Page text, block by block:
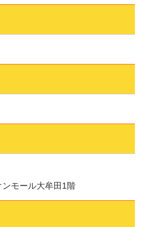
モール大牟田1階